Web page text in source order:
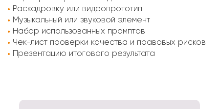
Раскадровку или видеопрототип
Музыкальный или звуковой элемент
Набор использованных промптов
Чек-лист проверки качества и правовых рисков
Презентацию итогового результата